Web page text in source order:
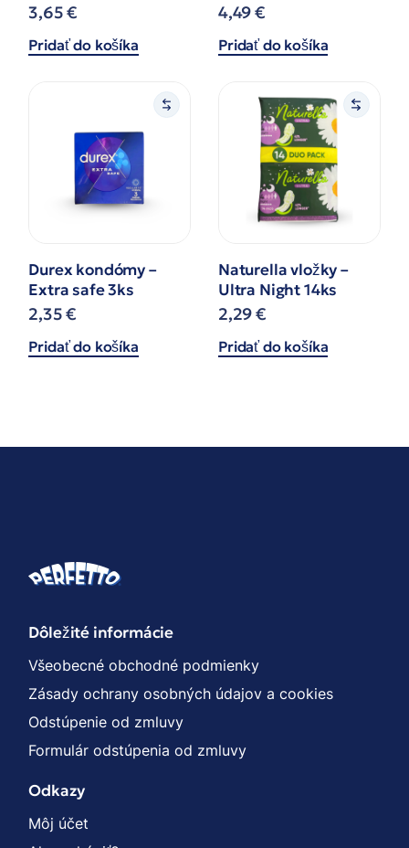
3,65€
Pridať do košíka
4,49€
Pridať do košíka
Durex kondómy –
Extra safe 3ks
2,35€
Pridať do košíka
Naturella vložky –
Ultra Night 14ks
2,29€
Pridať do košíka
Dôležité informácie
Všeobecné obchodné podmienky
Zásady ochrany osobných údajov a cookies
Odstúpenie od zmluvy
Formulár odstúpenia od zmluvy
Odkazy
Môj účet